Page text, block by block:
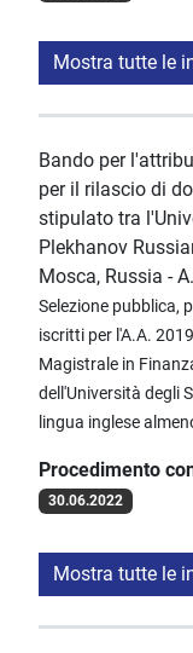
Mostra tutte le
Bando per
per il rilascio di
stipulato tra
Plekhanov
Mosca, Russia -
Selezione pubblica,
iscritti per l'A.A.
Magistrale in
dell'Università degli
lingua inglese
Procedimento
30.06.2022
Mostra tutte le